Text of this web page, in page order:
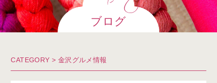
ブログ
CATEGORY > 金沢グルメ情報